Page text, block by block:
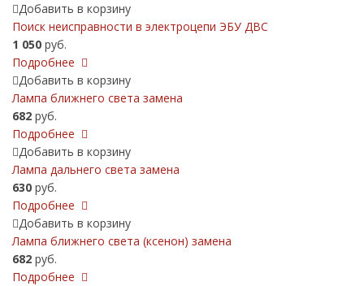
Добавить в корзину
Поиск неисправности в электроцепи ЭБУ ДВС
1 050 руб.
Подробнее
Добавить в корзину
Лампа ближнего света замена
682 руб.
Подробнее
Добавить в корзину
Лампа дальнего света замена
630 руб.
Подробнее
Добавить в корзину
Лампа ближнего света (ксенон) замена
682 руб.
Подробнее